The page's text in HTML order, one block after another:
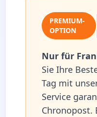
PREMIUM-
OPTION
Nur für
Sie Ihre
Tag mit
Service
Chronopost.